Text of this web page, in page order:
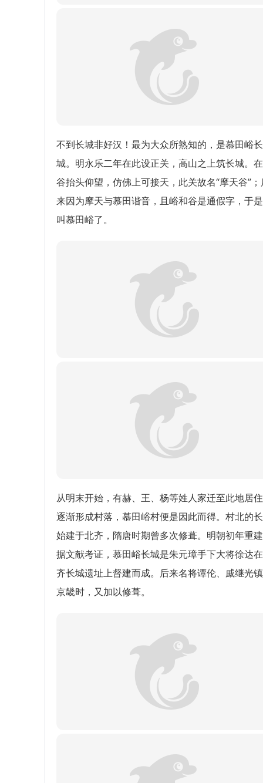
不到长城非好汉！最为大众所熟知的，是慕田峪长
城。明永乐二年在此设正关，高山之上筑长城。
谷抬头仰望，仿佛上可接天，此关故名“摩天谷”；
来因为摩天与慕田谐音，且峪和谷是通假字，于
叫慕田峪了。
从明末开始，有赫、王、杨等姓人家迁至此地居
逐渐形成村落，慕田峪村便是因此而得。村北的
始建于北齐，隋唐时期曾多次修葺。明朝初年重
据文献考证，慕田峪长城是朱元璋手下大将徐达
齐长城遗址上督建而成。后来名将谭伦、戚继光
京畿时，又加以修葺。